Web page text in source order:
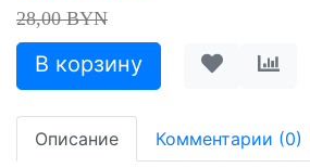
28,00 BYN
Описание Комментарии (0)